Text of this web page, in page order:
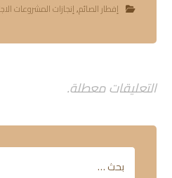
إفطار الصائم,إنجازات المشروعات
التعليقات معطلة.